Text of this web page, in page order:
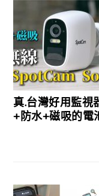
真.台灣好用監
+防水+磁吸的電